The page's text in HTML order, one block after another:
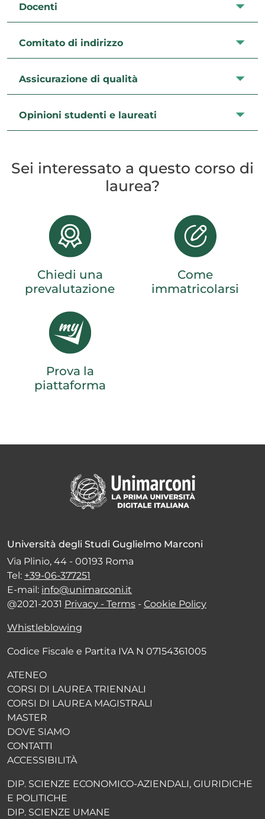
Docenti
Comitato di indirizzo
Assicurazione di qualità
Opinioni studenti e laureati
Sei interessato a questo corso di
laurea?
Chiedi una
prevalutazione
Come
immatricolarsi
Prova la
piattaforma
Università degli Studi Guglielmo Marconi
Via Plinio, 44 - 00193 Roma
Tel: +39-06-377251
E-mail: info@unimarconi.it
@2021-2031 Privacy - Terms - Cookie Policy
Whistleblowing
Codice Fiscale e Partita IVA N 07154361005
ATENEO
CORSI DI LAUREA TRIENNALI
CORSI DI LAUREA MAGISTRALI
MASTER
DOVE SIAMO
CONTATTI
ACCESSIBILITÀ
DIP. SCIENZE ECONOMICO-AZIENDALI, GIURIDICHE
E POLITICHE
DIP. SCIENZE UMANE